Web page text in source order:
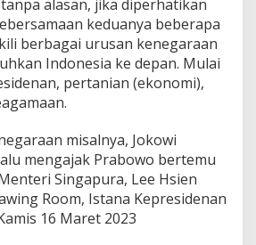
alasan, jika diperhatikan
keduanya beberapa
berbagai urusan kenegaraan
Indonesia ke depan. Mulai
pertanian (ekonomi),
misalnya, Jokowi
mengajak Prabowo bertemu
Singapura, Lee Hsien
Room, Istana Kepresidenan
16 Maret 2023